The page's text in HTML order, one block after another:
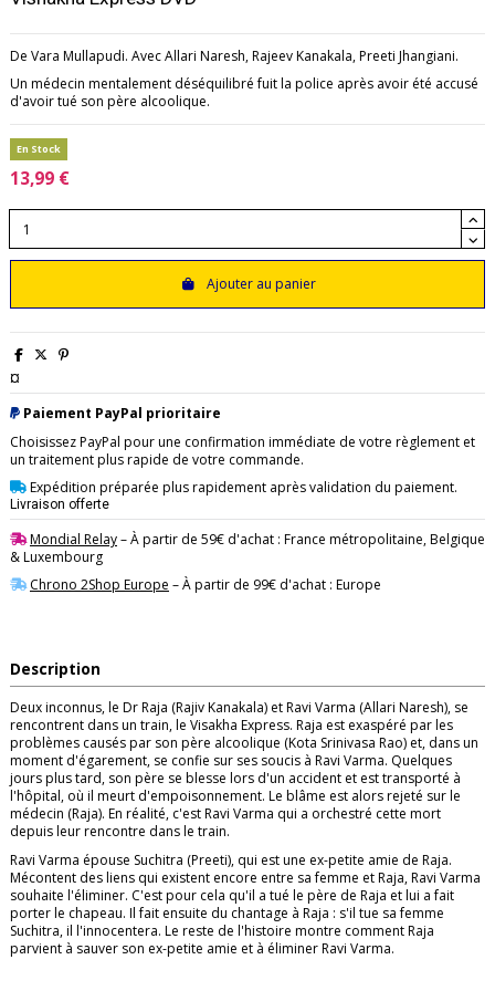
De Vara Mullapudi. Avec Allari Naresh, Rajeev Kanakala, Preeti Jhangiani.
Un médecin mentalement déséquilibré fuit la police après avoir été accusé
d'avoir tué son père alcoolique.
En Stock
13,99 €
Ajouter au panier
¤
Paiement PayPal prioritaire
Choisissez PayPal pour une confirmation immédiate de votre règlement et
un traitement plus rapide de votre commande.
Expédition préparée plus rapidement après validation du paiement.
Livraison offerte
Mondial Relay– À partir de 59€ d'achat : France métropolitaine, Belgique
& Luxembourg
Chrono 2Shop Europe – À partir de 99€ d'achat : Europe
Description
Deux inconnus, le Dr Raja (Rajiv Kanakala) et Ravi Varma (Allari Naresh), se
rencontrent dans un train, le Visakha Express. Raja est exaspéré par les
problèmes causés par son père alcoolique (Kota Srinivasa Rao) et, dans un
moment d'égarement, se confie sur ses soucis à Ravi Varma. Quelques
jours plus tard, son père se blesse lors d'un accident et est transporté à
l'hôpital, où il meurt d'empoisonnement. Le blâme est alors rejeté sur le
médecin (Raja). En réalité, c'est Ravi Varma qui a orchestré cette mort
depuis leur rencontre dans le train.
Ravi Varma épouse Suchitra (Preeti), qui est une ex-petite amie de Raja.
Mécontent des liens qui existent encore entre sa femme et Raja, Ravi Varma
souhaite l'éliminer. C'est pour cela qu'il a tué le père de Raja et lui a fait
porter le chapeau. Il fait ensuite du chantage à Raja : s'il tue sa femme
Suchitra, il l'innocentera. Le reste de l'histoire montre comment Raja
parvient à sauver son ex-petite amie et à éliminer Ravi Varma.